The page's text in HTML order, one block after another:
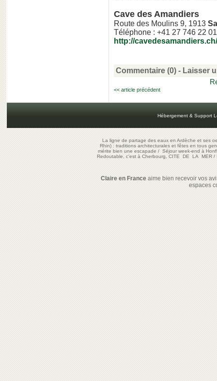
Cave des Amandiers
Route des Moulins 9, 1913
Téléphone : +41 27 746 22 01
http://cavedesamandiers.ch/
Commentaire (0) - Laisser
<< article précédent
Hébergement & Support
La ligne de partage des eaux en Ardèche et ses
Rhin) : traditions architecturales et fêtes en tous
mérite bien une escapade/Séjour week-end à
Redoutable, c'est à Cherbourg, CITE DE LA MER/
Claire en Franceaime bien recevoir vos
espaces